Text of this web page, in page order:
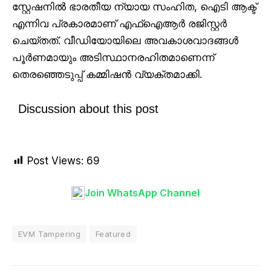
സ്റ്റേഷനില്‍ ഭാരതീയ ന്യായ സംഹിത, ഐടി ആക്ട്
എന്നിവ പ്രകാരമാണ് എഫ്ഐആര്‍ രജിസ്റ്റര്‍
ചെയ്തത്. വീഡിയോയിലെ അവകാശവാദങ്ങള്‍
പൂര്‍ണമായും അടിസ്ഥാനരഹിതമാണെന്ന്
തെരഞ്ഞെടുപ്പ് കമ്മിഷന്‍ വ്യക്തമാക്കി.
Discussion about this post
Post Views: 69
Join WhatsApp Channel
EVM Tampering Featured